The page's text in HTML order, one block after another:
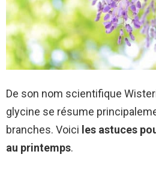
De son nom scientifique
glycine se résume
branches. Voici les astuces
au printemps.